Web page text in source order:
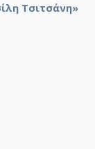
Τσιτσάνη»